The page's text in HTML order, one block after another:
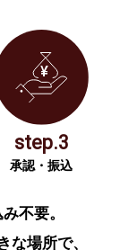
step.3
承認・振込
不要。
な場所で、